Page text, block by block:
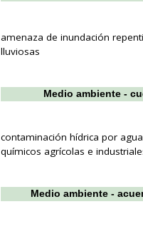
amenaza de inundación
lluviosas
Medio ambiente -
contaminación hídrica por
químicos agrícolas e
Medio ambiente -